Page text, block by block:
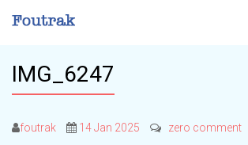
IMG_6247
foutrak 14 Jan 2025 zero comment